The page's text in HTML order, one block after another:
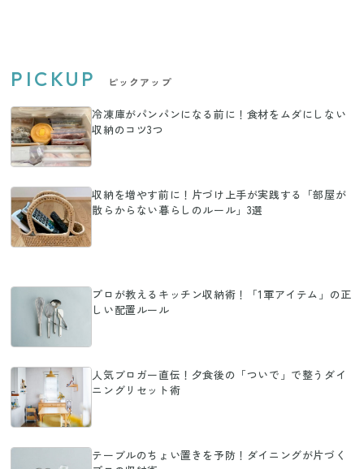
PICKUP ピックアップ
冷凍庫がパンパンになる前に！食材をムダにしない
収納のコツ3つ
収納を増やす前に！片づけ上手が実践する「部屋が
散らからない暮らしのルール」3選
プロが教えるキッチン収納術！「1軍アイテム」の正
しい配置ルール
人気ブロガー直伝！夕食後の「ついで」で整うダイ
ニングリセット術
テーブルのちょい置きを予防！ダイニングが片づく